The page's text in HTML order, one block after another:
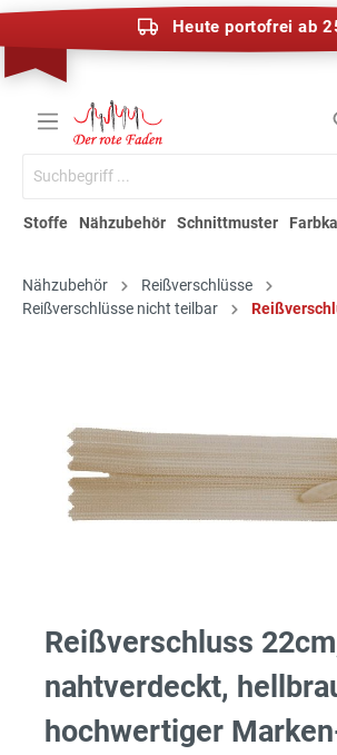
Heute portofrei ab
Stoffe Nähzubehör Schnittmuster
Nähzubehör
Reißverschlüsse
Reißverschlüsse nicht teilbar
Reißverschluss
nahtverdeckt,
hochwertiger